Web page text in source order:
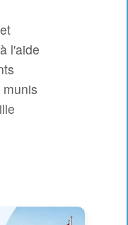
l'aide